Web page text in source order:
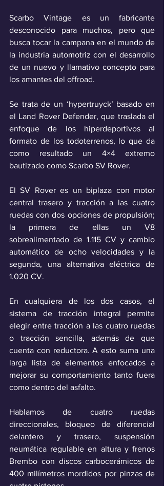
Scarbo Vintage es un fabricante
desconocido para muchos, pero que
busca tocar la campana en el mundo de
la industria automotriz con el desarrollo
de un nuevo y llamativo concepto para
los amantes del offroad.
Se trata de un ‘hypertruyck’ basado en
el Land Rover Defender, que traslada el
enfoque de los hiperdeportivos al
formato de los todoterrenos, lo que da
como resultado un 4×4 extremo
bautizado como Scarbo SV Rover.
El SV Rover es un biplaza con motor
central trasero y tracción a las cuatro
ruedas con dos opciones de propulsión;
la primera de ellas un V8
sobrealimentado de 1.115 CV y cambio
automático de ocho velocidades y la
segunda, una alternativa eléctrica de
1.020 CV.
En cualquiera de los dos casos, el
sistema de tracción integral permite
elegir entre tracción a las cuatro ruedas
o tracción sencilla, además de que
cuenta con reductora. A esto suma una
larga lista de elementos enfocados a
mejorar su comportamiento tanto fuera
como dentro del asfalto.
Hablamos de cuatro ruedas
direccionales, bloqueo de diferencial
delantero y trasero, suspensión
neumática regulable en altura y frenos
Brembo con discos carbocerámicos de
400 milímetros mordidos por pinzas de